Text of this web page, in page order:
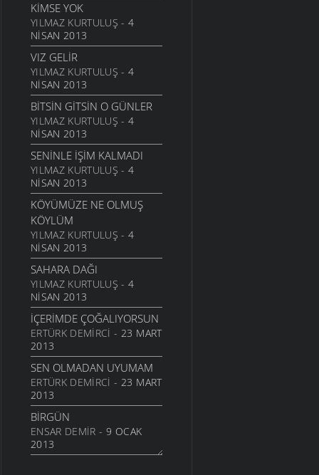
TOPRAKTIR
5 KASIM 2011
BITTI ÖĞRETMENIM
22 AĞUSTOS 2011
GENÇIYAN
15 AĞUSTOS 2011
ALDIRMA GÜLÜM
13 AĞUSTOS 2011
BENDE VARIM
24 TEMMUZ 2011
SARI KIZ
16 TEMMUZ 2011
GELIN CANLAR
3 TEMMUZ 2011
ARTVINIM II
29 HAZIRAN 2011
İNANMIŞTIN
26 HAZIRAN 2011
MANILER
10 HAZIRAN 2011
SÜRDÜM ATIMI
3 HAZIRAN 2011
ARKADAŞ
1 HAZIRAN 2011
ŞIIRIM
31 MAYIS 2011
KIMSE YOK
YILMAZ KURTULUŞ - 4
NISAN 2013
VIZ GELIR
YILMAZ KURTULUŞ - 4
NISAN 2013
BITSIN GITSIN O GÜNLER
YILMAZ KURTULUŞ - 4
NISAN 2013
SENINLE İŞIM KALMADI
YILMAZ KURTULUŞ - 4
NISAN 2013
KÖYÜMÜZE NE OLMUŞ
KÖYLÜM
YILMAZ KURTULUŞ - 4
NISAN 2013
SAHARA DAĞI
YILMAZ KURTULUŞ - 4
NISAN 2013
İÇERIMDE ÇOĞALIYORSUN
ERTÜRK DEMIRCI - 23 MART
2013
SEN OLMADAN UYUMAM
ERTÜRK DEMIRCI - 23 MART
2013
BIRGÜN
ENSAR DEMIR - 9 OCAK
2013